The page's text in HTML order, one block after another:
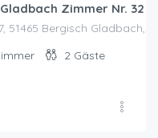
Zimmer Nr. 32
51465 Bergisch Gladbach,
2 Gäste